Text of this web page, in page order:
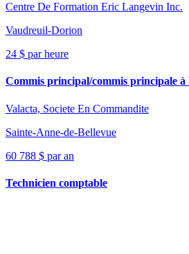
Centre De Formation Eric Langevin Inc.
Vaudreuil-Dorion
24 $ par heure
Commis principal/commis principale à
Valacta, Societe En Commandite
Sainte-Anne-de-Bellevue
60 788 $ par an
Technicien comptable